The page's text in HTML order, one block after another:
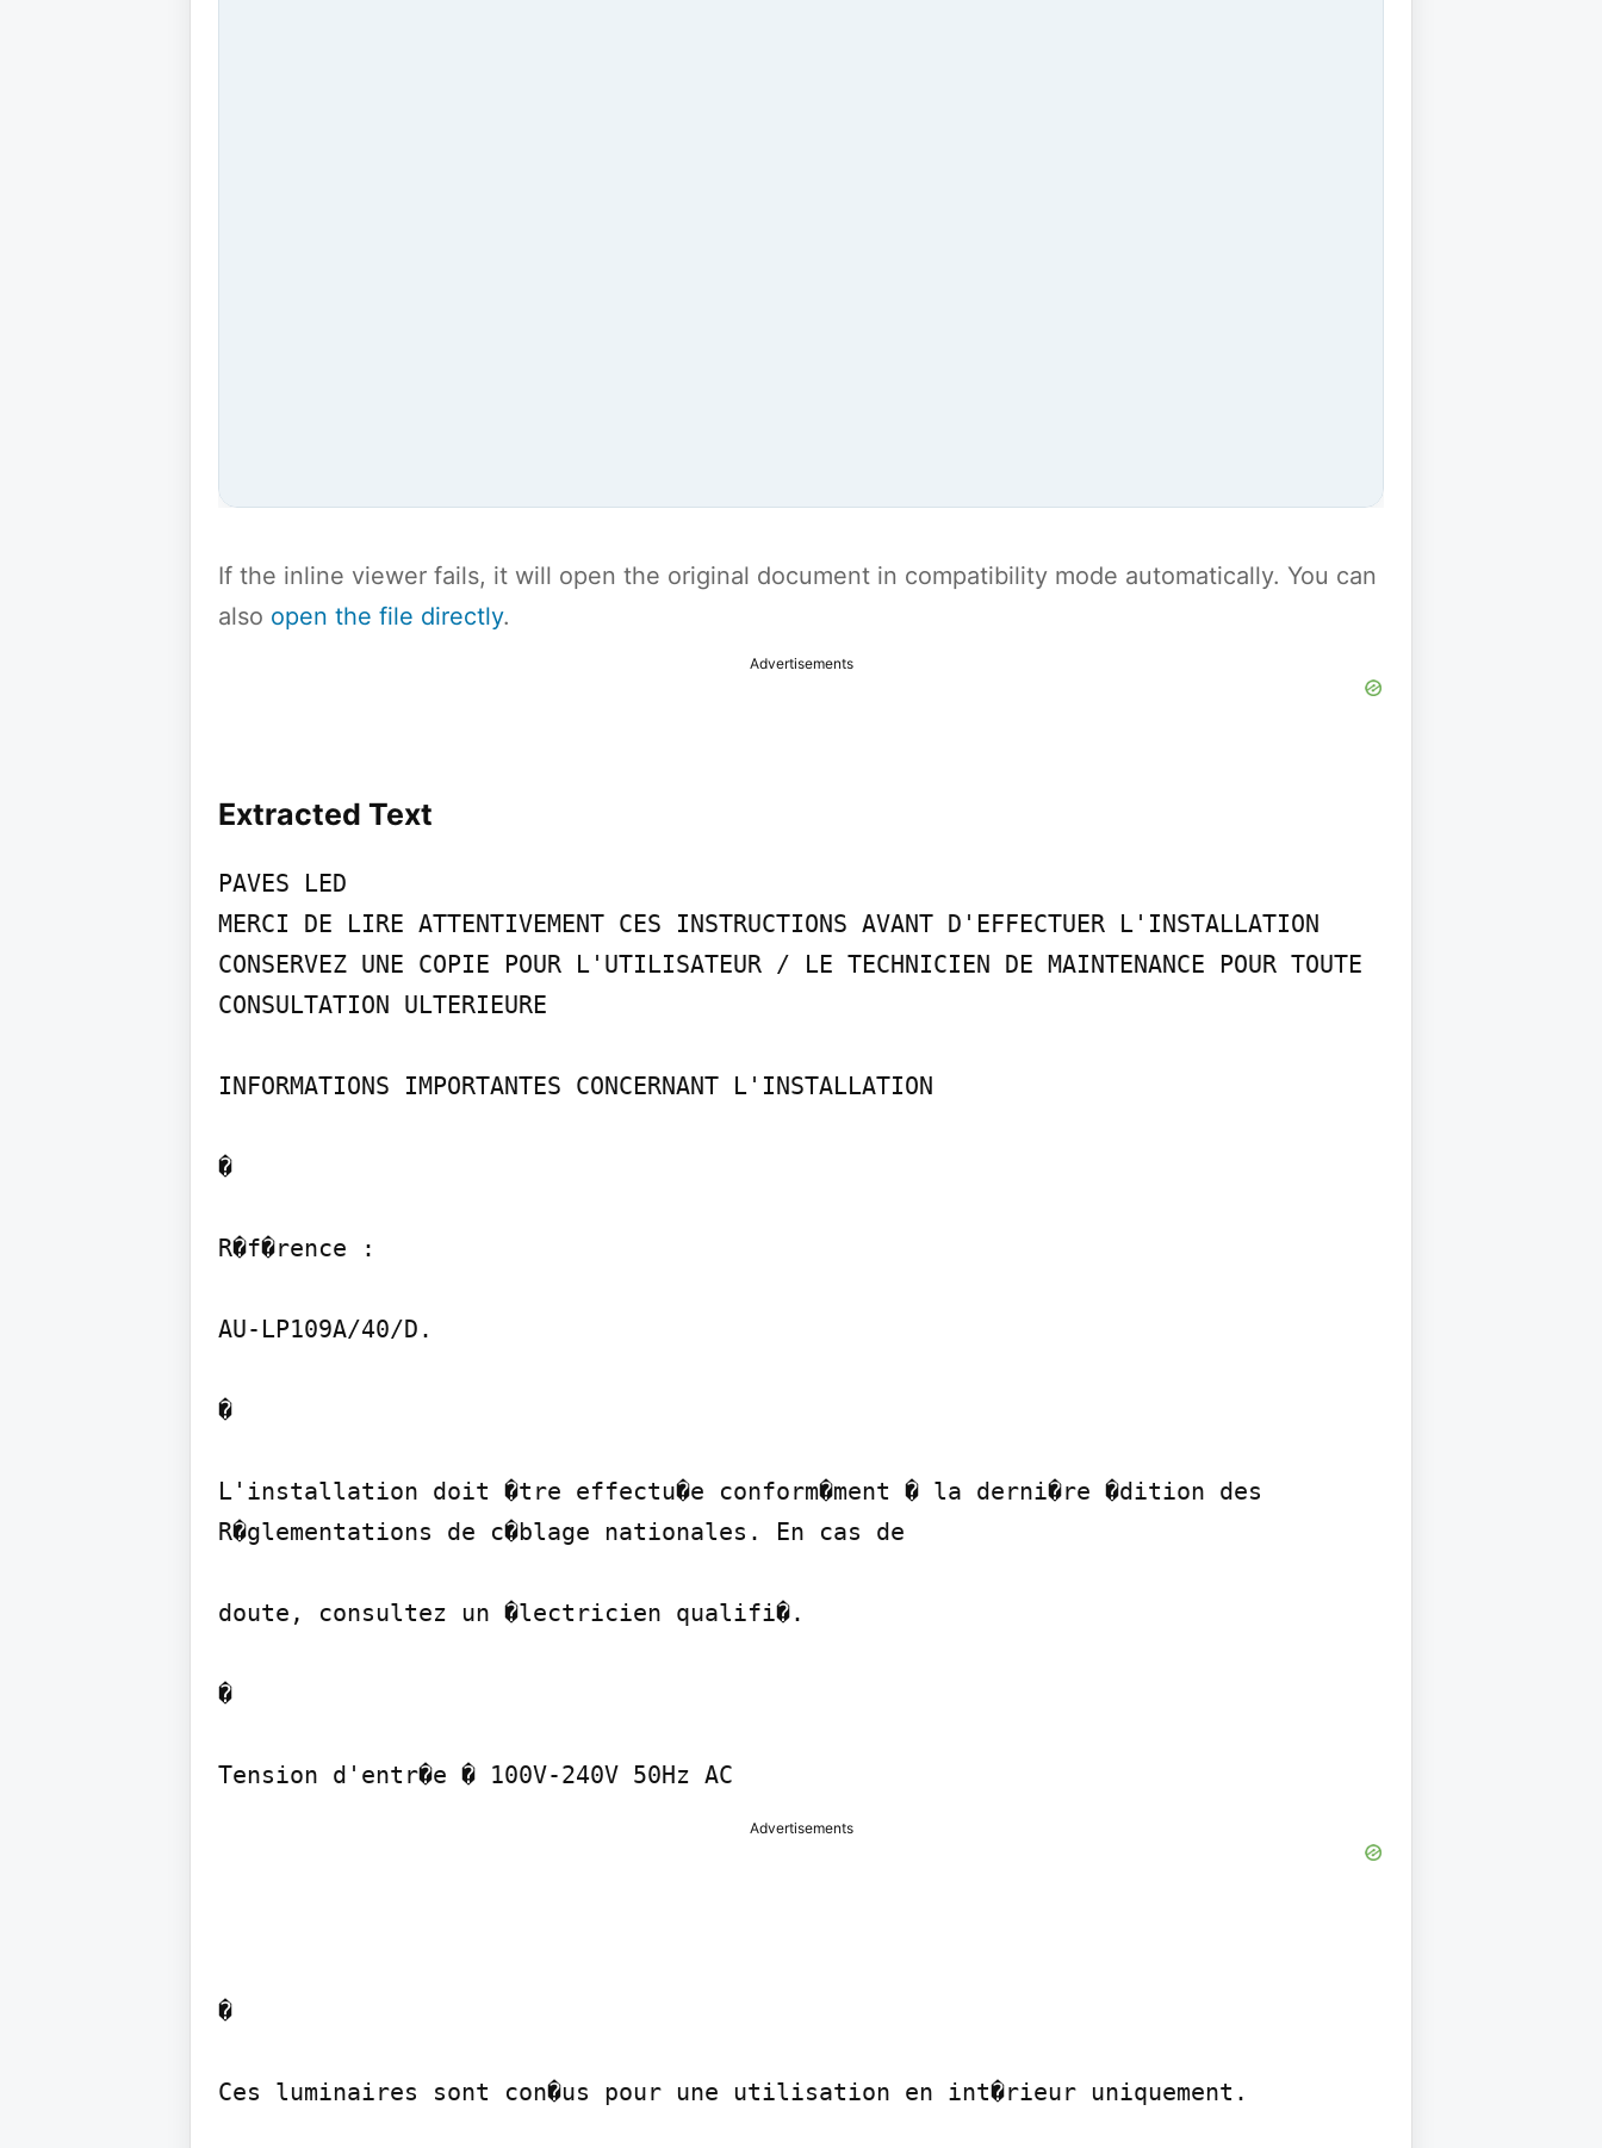
If the inline viewer fails, it will open the original document in compatibility mode automatically. You can
also open the file directly.
Advertisements
Extracted Text
PAVES LED
MERCI DE LIRE ATTENTIVEMENT CES INSTRUCTIONS AVANT D'EFFECTUER L'INSTALLATION
CONSERVEZ UNE COPIE POUR L'UTILISATEUR / LE TECHNICIEN DE MAINTENANCE POUR TOUTE
CONSULTATION ULTERIEURE
INFORMATIONS IMPORTANTES CONCERNANT L'INSTALLATION
�
R�f�rence :
AU-LP109A/40/D.
�
L'installation doit �tre effectu�e conform�ment � la derni�re �dition des
R�glementations de c�blage nationales. En cas de
doute, consultez un �lectricien qualifi�.
�
Tension d'entr�e � 100V-240V 50Hz AC
Advertisements
�
Ces luminaires sont con�us pour une utilisation en int�rieur uniquement.